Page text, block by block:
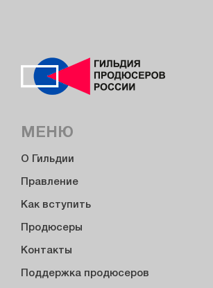
МЕНЮ
О Гильдии
Правление
Как вступить
Продюсеры
Контакты
Поддержка продюсеров